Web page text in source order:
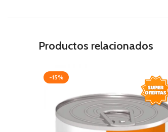
Productos relacionados
-15%